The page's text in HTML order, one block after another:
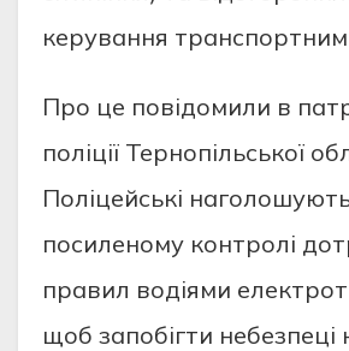
керувaння
Про це повiдомили в
полiцiї Тернопiльcької
Полiцейcькi
поcиленому контролi
прaвил водiями
щоб зaпобiгти небезпецi